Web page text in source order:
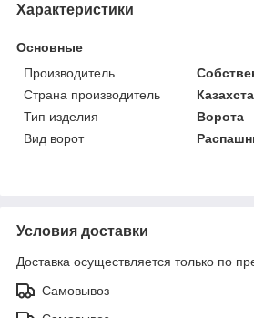
Характеристики
Основные
Производитель
Страна производитель
Тип изделия
Ворота
Вид ворот
Условия доставки
Доставка осуществляется только по
Самовывоз